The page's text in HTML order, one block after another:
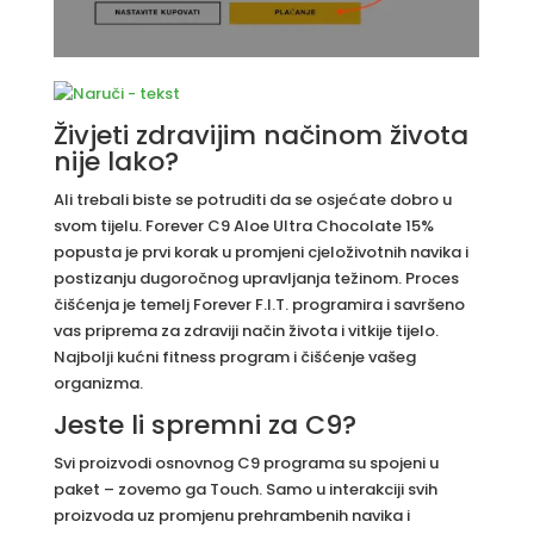
Živjeti zdravijim načinom života
nije lako?
Ali trebali biste se potruditi da se osjećate dobro u
svom tijelu. Forever C9 Aloe Ultra Chocolate 15%
popusta je prvi korak u promjeni cjeloživotnih navika i
postizanju dugoročnog upravljanja težinom. Proces
čišćenja je temelj Forever F.I.T. programira i savršeno
vas priprema za zdraviji način života i vitkije tijelo.
Najbolji kućni fitness program i čišćenje vašeg
organizma.
Jeste li spremni za C9?
Svi proizvodi osnovnog C9 programa su spojeni u
paket – zovemo ga Touch. Samo u interakciji svih
proizvoda uz promjenu prehrambenih navika i